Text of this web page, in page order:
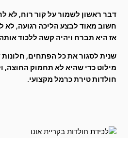
דבר ראשון לשמור על קור רוח, לא
חשוב מאוד לבצע הליכה רגועה, לא
אז היא תברח ויהיה קשה ללכוד
שנית לסגור את כל הפתחים,
מילוט כדי שהיא לא תחמוק החוצה,
חולדות טירת כרמל מקצועי.